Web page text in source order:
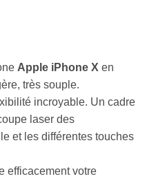
Apple iPhone X en
très souple.
incroyable. Un cadre
laser des
et les différentes touches
efficacement votre